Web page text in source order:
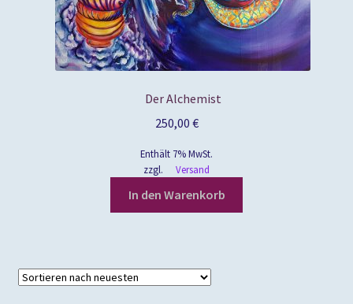
Der Alchemist
250,00 €
Enthält 7% MwSt.
zzgl.
Versand
In den Warenkorb